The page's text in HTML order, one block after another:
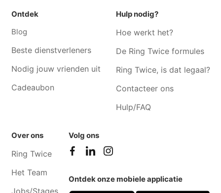
Dj Zwijndrecht
Dj Waarloos
Ontdek
Blog
Beste dienstverleners
Nodig jouw vrienden uit
Cadeaubon
Hulp nodig?
Hoe werkt het?
De Ring Twice formules
Ring Twice, is dat legaal?
Contacteer ons
Hulp/FAQ
Over ons
Ring Twice
Het Team
Jobs/Stages
Volg ons
Ontdek onze mobiele applicatie